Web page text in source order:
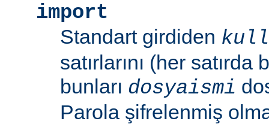
import
Standart girdiden
satırlarını (her
bunları dosyaismi
Parola şifrelenmiş